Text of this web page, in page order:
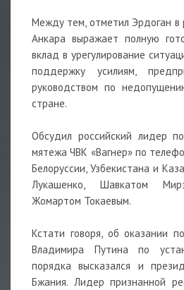
Между тем, отметил Эрдоган в
Анкара выражает полную
вклад в урегулирование
поддержку усилиям,
руководством по
стране.
Обсудил российский лидер
мятежа ЧВК «Вагнер» по
Белоруссии, Узбекистана и
Лукашенко, Шавкатом
Жомартом Токаевым.
Кстати говоря, об оказании
Владимира Путина по
порядка высказался и
Бжания. Лидер признанной